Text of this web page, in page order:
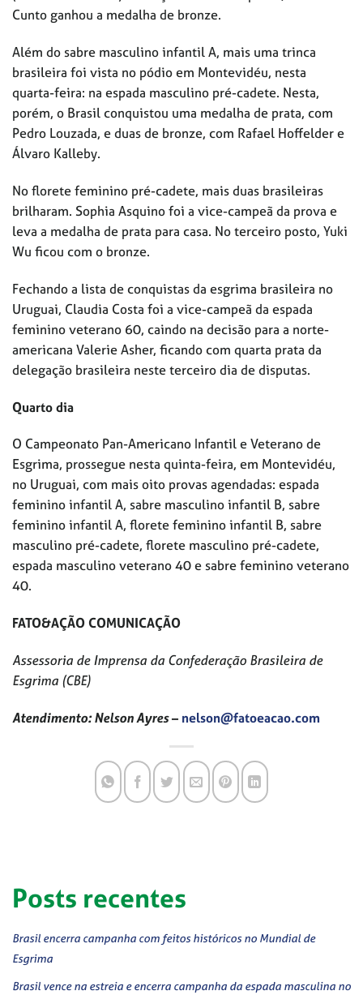
Cunto ganhou a medalha de bronze.
Além do sabre masculino infantil A, mais uma trinca
brasileira foi vista no pódio em Montevidéu, nesta
quarta-feira: na espada masculino pré-cadete. Nesta,
porém, o Brasil conquistou uma medalha de prata, com
Pedro Louzada, e duas de bronze, com Rafael Hoffelder e
Álvaro Kalleby.
No florete feminino pré-cadete, mais duas brasileiras
brilharam. Sophia Asquino foi a vice-campeã da prova e
leva a medalha de prata para casa. No terceiro posto, Yuki
Wu ficou com o bronze.
Fechando a lista de conquistas da esgrima brasileira no
Uruguai, Claudia Costa foi a vice-campeã da espada
feminino veterano 60, caindo na decisão para a norte-
americana Valerie Asher, ficando com quarta prata da
delegação brasileira neste terceiro dia de disputas.
Quarto dia
O Campeonato Pan-Americano Infantil e Veterano de
Esgrima, prossegue nesta quinta-feira, em Montevidéu,
no Uruguai, com mais oito provas agendadas: espada
feminino infantil A, sabre masculino infantil B, sabre
feminino infantil A, florete feminino infantil B, sabre
masculino pré-cadete, florete masculino pré-cadete,
espada masculino veterano 40 e sabre feminino veterano
40.
FATO&AÇÃO COMUNICAÇÃO
Assessoria de Imprensa da Confederação Brasileira de
Esgrima (CBE)
Atendimento: Nelson Ayres– nelson@fatoeacao.com
Posts recentes
Brasil encerra campanha com feitos históricos no Mundial de
Esgrima
Brasil vence na estreia e encerra campanha da espada masculina no